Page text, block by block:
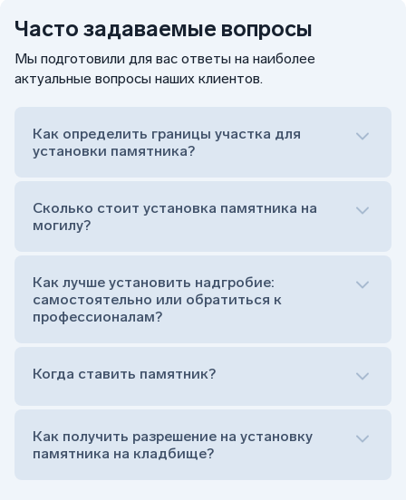
Часто задаваемые вопросы
Мы подготовили для вас ответы на наиболее
актуальные вопросы наших клиентов.
Как определить границы участка для
установки памятника?
Сколько стоит установка памятника на
могилу?
Как лучше установить надгробие:
самостоятельно или обратиться к
профессионалам?
Когда ставить памятник?
Как получить разрешение на установку
памятника на кладбище?